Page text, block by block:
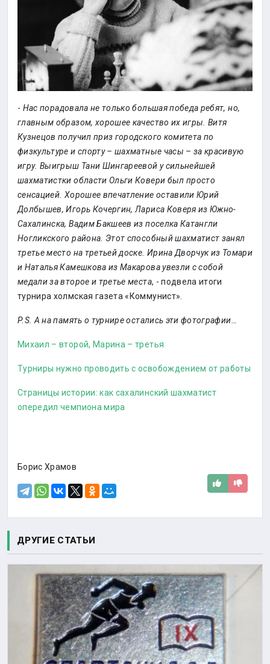
- Нас порадовала не только большая победа ребят, но,
главным образом, хорошее качество их игры. Витя
Кузнецов получил приз городского комитета по
физкультуре и спорту – шахматные часы – за красивую
игру. Выигрыш Тани Шингареевой у сильнейшей
шахматистки области Ольги Ковери был просто
сенсацией. Хорошее впечатление оставили Юрий
Долбышев, Игорь Кочергин, Лариса Коверя из Южно-
Сахалинска, Вадим Бакшеев из поселка Катангли
Ногликского района. Этот способный шахматист занял
третье место на третьей доске. Ирина Дворчук из Томари
и Наталья Камешкова из Макарова увезли с собой
медали за второе и третье места, - подвела итоги
турнира холмская газета «Коммунист».
P.S. А на память о турнире остались эти фотографии…
Михаил – второй, Марина – третья
Турниры нужно проводить с освобождением от работы
Страницы истории: как сахалинский шахматист
опередил чемпиона мира
Борис Храмов
ДРУГИЕ СТАТЬИ